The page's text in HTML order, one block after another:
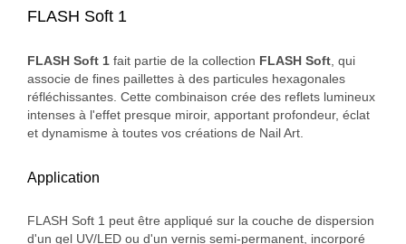
FLASH Soft 1
FLASH Soft 1 fait partie de la collection FLASH Soft , qui
associe de fines paillettes à des particules hexagonales
réfléchissantes. Cette combinaison crée des reflets lumineux
intenses à l'effet presque miroir, apportant profondeur, éclat
et dynamisme à toutes vos créations de Nail Art.
Application
FLASH Soft 1 peut être appliqué sur la couche de dispersion
d'un gel UV/LED ou d'un vernis semi-permanent, incorporé